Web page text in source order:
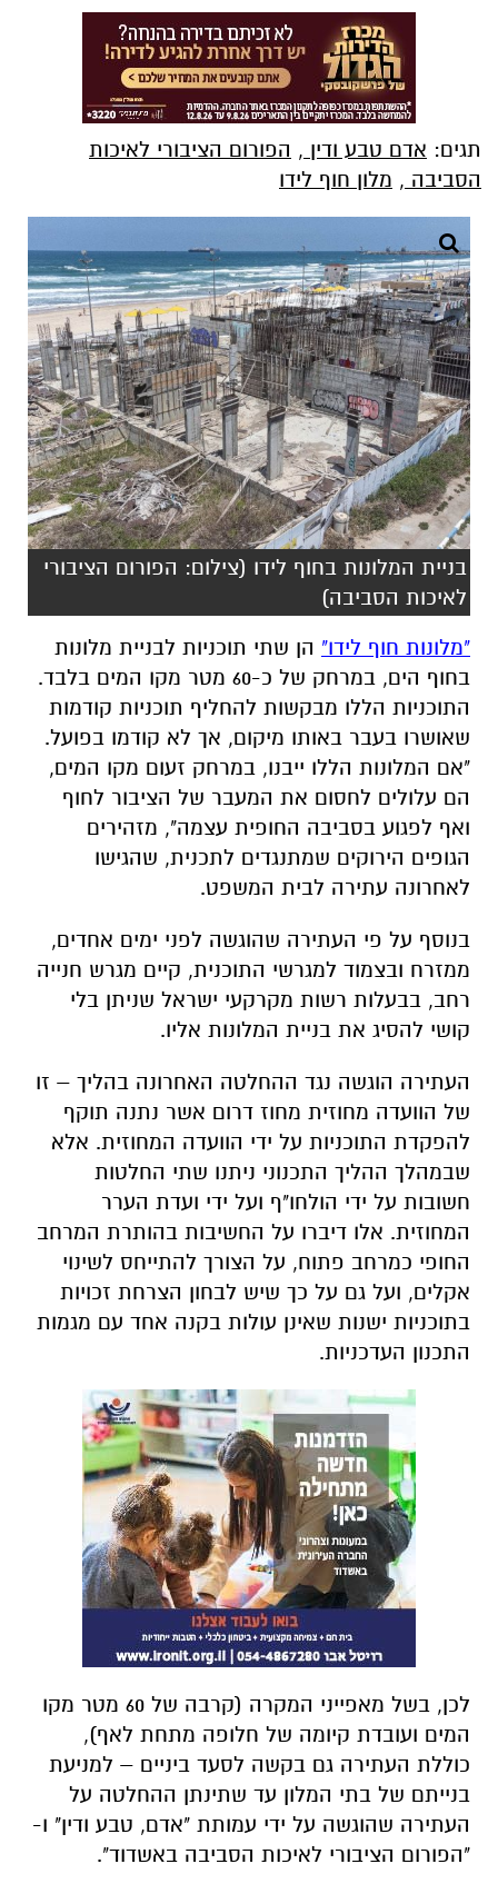
תגים: אדם טבע ודין , הפורום הציבורי לאיכות
הסביבה , מלון חוף לידו
בניית המלונות בחוף לידו (צילום: הפורום הציבורי
לאיכות הסביבה)
"מלונות חוף לידו" הן שתי תוכניות לבניית מלונות
בחוף הים, במרחק של כ-60 מטר מקו המים בלבד.
התוכניות הללו מבקשות להחליף תוכניות קודמות
שאושרו בעבר באותו מיקום, אך לא קודמו בפועל.
"אם המלונות הללו ייבנו, במרחק זעום מקו המים,
הם עלולים לחסום את המעבר של הציבור לחוף
ואף לפגוע בסביבה החופית עצמה", מזהירים
הגופים הירוקים שמתנגדים לתכנית, שהגישו
לאחרונה עתירה לבית המשפט.
בנוסף על פי העתירה שהוגשה לפני ימים אחדים,
ממזרח ובצמוד למגרשי התוכנית, קיים מגרש חנייה
רחב, בבעלות רשות מקרקעי ישראל שניתן בלי
קושי להסיג את בניית המלונות אליו.
העתירה הוגשה נגד ההחלטה האחרונה בהליך – זו
של הוועדה מחוזית מחוז דרום אשר נתנה תוקף
להפקדת התוכניות על ידי הוועדה המחוזית. אלא
שבמהלך ההליך התכנוני ניתנו שתי החלטות
חשובות על ידי הולחו"ף ועל ידי ועדת הערר
המחוזית. אלו דיברו על החשיבות בהותרת המרחב
החופי כמרחב פתוח, על הצורך להתייחס לשינוי
אקלים, ועל גם על כך שיש לבחון הצרחת זכויות
בתוכניות ישנות שאינן עולות בקנה אחד עם מגמות
התכנון העדכניות.
לכן, בשל מאפייני המקרה (קרבה של 60 מטר מקו
המים ועובדת קיומה של חלופה מתחת לאף),
כוללת העתירה גם בקשה לסעד ביניים – למניעת
בנייתם של בתי המלון עד שתינתן ההחלטה על
העתירה שהוגשה על ידי עמותת "אדם, טבע ודין" ו-
"הפורום הציבורי לאיכות הסביבה באשדוד".